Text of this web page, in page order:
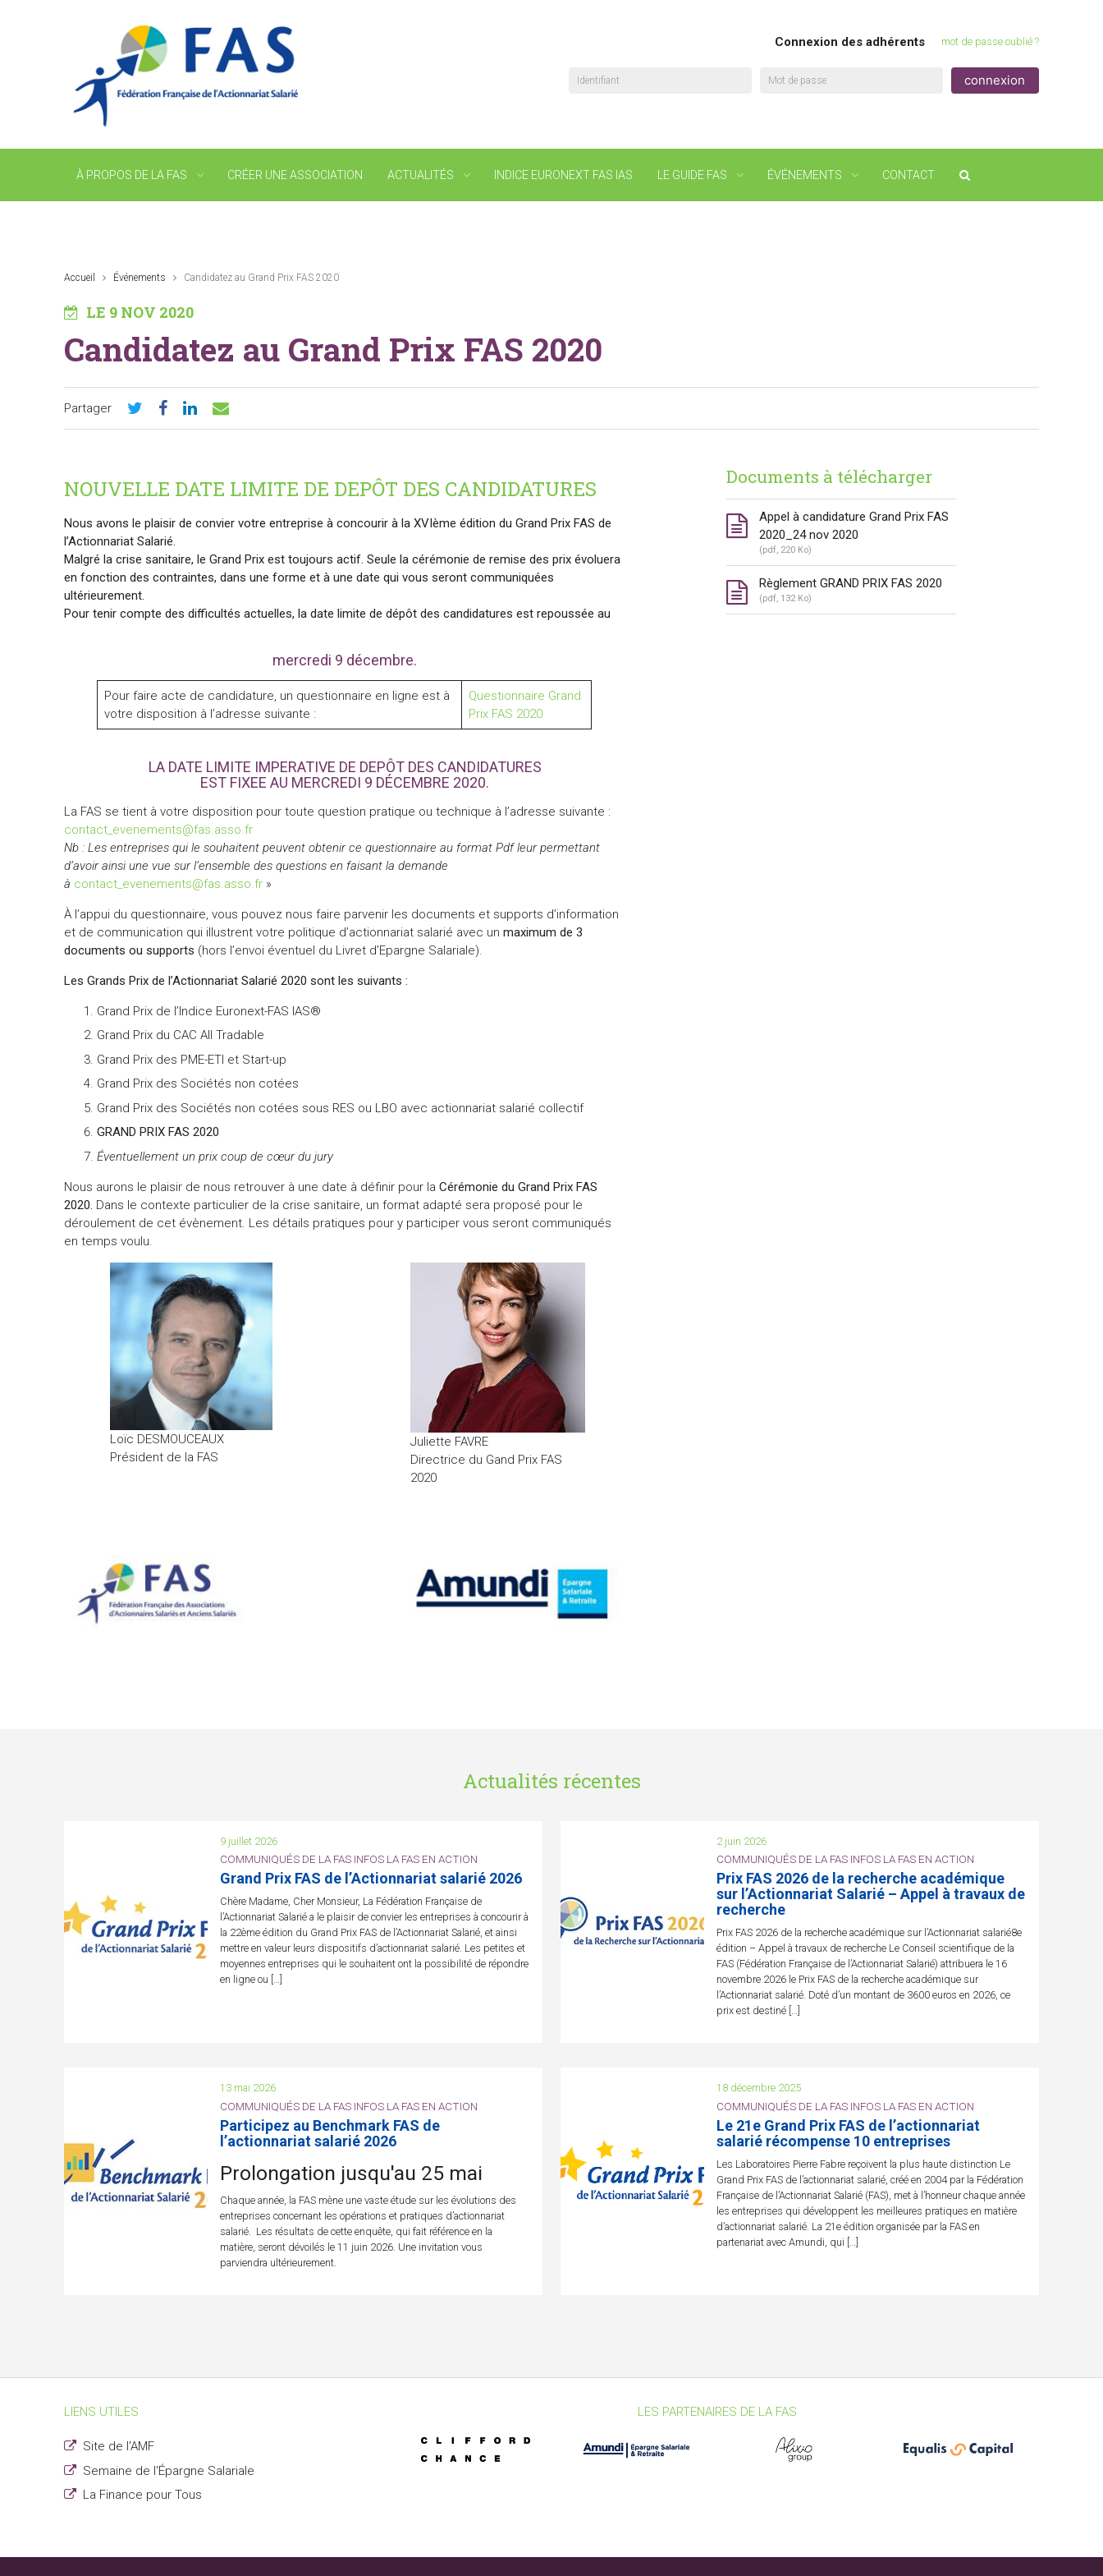
Connexion des adhérents mot de passe oublié ?
Identifiant Mot de passe
À PROPOS DE LA FAS CRÉER UNE ASSOCIATION ACTUALITÉS INDICE EURONEXT FAS IAS LE GUIDE FAS ÉVÉNEMENTS CONTACT
Accueil Événements Candidatez au Grand Prix FAS 2020
LE 9 NOV 2020
Candidatez au Grand Prix FAS 2020
Partager
NOUVELLE DATE LIMITE DE DEPÔT DES CANDIDATURES
Nous avons le plaisir de convier votre entreprise à concourir à la XVIème édition du Grand Prix FAS de
l’Actionnariat Salarié.
Malgré la crise sanitaire, le Grand Prix est toujours actif. Seule la cérémonie de remise des prix évoluera
en fonction des contraintes, dans une forme et à une date qui vous seront communiquées
ultérieurement.
Pour tenir compte des difficultés actuelles, la date limite de dépôt des candidatures est repoussée au
mercredi 9 décembre.
Pour faire acte de candidature, un questionnaire en ligne est à
votre disposition à l’adresse suivante :
Questionnaire Grand
Prix FAS 2020
LA DATE LIMITE IMPERATIVE DE DEPÔT DES CANDIDATURES
EST FIXEE AU MERCREDI 9 DÉCEMBRE 2020.
La FAS se tient à votre disposition pour toute question pratique ou technique à l’adresse suivante :
contact_evenements@fas.asso.fr
Nb : Les entreprises qui le souhaitent peuvent obtenir ce questionnaire au format Pdf leur permettant
d’avoir ainsi une vue sur l’ensemble des questions en faisant la demande
à contact_evenements@fas.asso.fr »
À l’appui du questionnaire, vous pouvez nous faire parvenir les documents et supports d’information
et de communication qui illustrent votre politique d’actionnariat salarié avec unmaximum de 3
documents ou supports (hors l’envoi éventuel du Livret d’Epargne Salariale).
Les Grands Prix de l’Actionnariat Salarié 2020 sont les suivants :
Grand Prix de l’Indice Euronext-FAS IAS®
Grand Prix du CAC All Tradable
Grand Prix des PME-ETI et Start-up
Grand Prix des Sociétés non cotées
Grand Prix des Sociétés non cotées sous RES ou LBO avec actionnariat salarié collectif
GRAND PRIX FAS 2020
Éventuellement un prix coup de cœur du jury
Nous aurons le plaisir de nous retrouver à une date à définir pour laCérémonie du Grand Prix FAS
2020. Dans le contexte particulier de la crise sanitaire, un format adapté sera proposé pour le
déroulement de cet évènement. Les détails pratiques pour y participer vous seront communiqués
en temps voulu.
Loïc DESMOUCEAUX
Président de la FAS
Juliette FAVRE
Directrice du Gand Prix FAS
2020
Documents à télécharger
Appel à candidature Grand Prix FAS
2020_24 nov 2020
(pdf, 220 Ko)
Règlement GRAND PRIX FAS 2020
(pdf, 132 Ko)
Actualités récentes
9 juillet 2026
COMMUNIQUÉS DE LA FAS INFOS LA FAS EN ACTION
Grand Prix FAS de l’Actionnariat salarié 2026
Chère Madame, Cher Monsieur, La Fédération Française de
l’Actionnariat Salarié a le plaisir de convier les entreprises à concourir à
la 22ème édition du Grand Prix FAS de l’Actionnariat Salarié, et ainsi
mettre en valeur leurs dispositifs d’actionnariat salarié. Les petites et
moyennes entreprises qui le souhaitent ont la possibilité de répondre
en ligne ou […]
2 juin 2026
COMMUNIQUÉS DE LA FAS INFOS LA FAS EN ACTION
Prix FAS 2026 de la recherche académique
sur l’Actionnariat Salarié – Appel à travaux de
recherche
Prix FAS 2026 de la recherche académique sur l’Actionnariat salarié8e
édition – Appel à travaux de recherche Le Conseil scientifique de la
FAS (Fédération Française de l’Actionnariat Salarié) attribuera le 16
novembre 2026 le Prix FAS de la recherche académique sur
l’Actionnariat salarié. Doté d’un montant de 3600 euros en 2026, ce
prix est destiné […]
13 mai 2026
COMMUNIQUÉS DE LA FAS INFOS LA FAS EN ACTION
Participez au Benchmark FAS de
l’actionnariat salarié 2026
Prolongation jusqu'au 25 mai
Chaque année, la FAS mène une vaste étude sur les évolutions des
entreprises concernant les opérations et pratiques d’actionnariat
salarié. Les résultats de cette enquête, qui fait référence en la
matière, seront dévoilés le 11 juin 2026. Une invitation vous
parviendra ultérieurement.
18 décembre 2025
COMMUNIQUÉS DE LA FAS INFOS LA FAS EN ACTION
Le 21e Grand Prix FAS de l’actionnariat
salarié récompense 10 entreprises
Les Laboratoires Pierre Fabre reçoivent la plus haute distinction Le
Grand Prix FAS de l’actionnariat salarié, créé en 2004 par la Fédération
Française de l’Actionnariat Salarié (FAS), met à l’honneur chaque année
les entreprises qui développent les meilleures pratiques en matière
d’actionnariat salarié. La 21e édition organisée par la FAS en
partenariat avec Amundi, qui […]
LIENS UTILES
Site de l'AMF
Semaine de l'Épargne Salariale
La Finance pour Tous
LES PARTENAIRES DE LA FAS